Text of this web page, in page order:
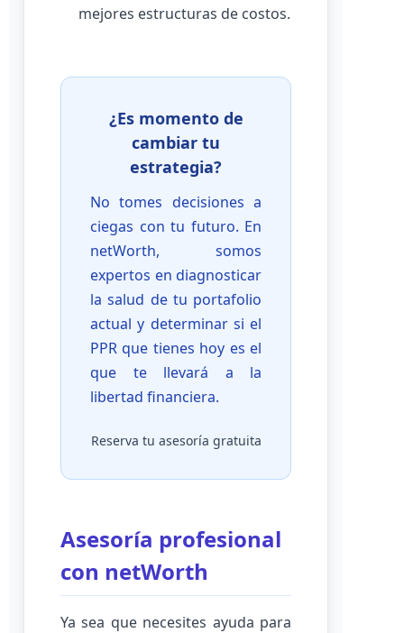
mejores estructuras de costos.
¿Es momento de
cambiar tu
estrategia?
No tomes decisiones a
ciegas con tu futuro. En
netWorth, somos
expertos en diagnosticar
la salud de tu portafolio
actual y determinar si el
PPR que tienes hoy es el
que te llevará a la
libertad financiera.
Reserva tu asesoría gratuita
Asesoría profesional
con netWorth
Ya sea que necesites ayuda para